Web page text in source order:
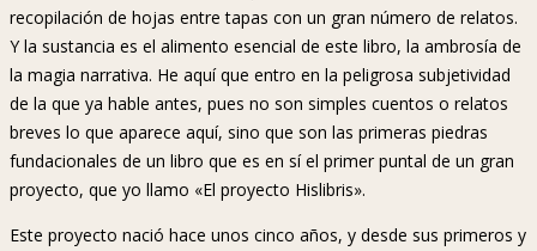
recopilación de hojas entre tapas con un gran número de relatos.
Y la sustancia es el alimento esencial de este libro, la ambrosía de
la magia narrativa. He aquí que entro en la peligrosa subjetividad
de la que ya hable antes, pues no son simples cuentos o relatos
breves lo que aparece aquí, sino que son las primeras piedras
fundacionales de un libro que es en sí el primer puntal de un gran
proyecto, que yo llamo «El proyecto Hislibris».
Este proyecto nació hace unos cinco años, y desde sus primeros y